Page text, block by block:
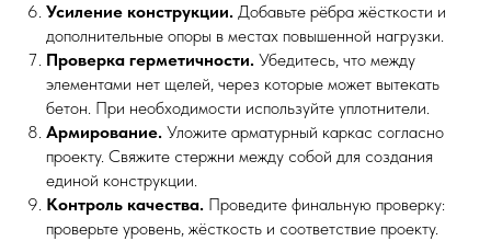
Усиление конструкции. Добавьте рёбра жёсткости и
дополнительные опоры в местах повышенной нагрузки.
Проверка герметичности. Убедитесь, что между
элементами нет щелей, через которые может вытекать
бетон. При необходимости используйте уплотнители.
Армирование. Уложите арматурный каркас согласно
проекту. Свяжите стержни между собой для создания
единой конструкции.
Контроль качества. Проведите финальную проверку:
проверьте уровень, жёсткость и соответствие проекту.